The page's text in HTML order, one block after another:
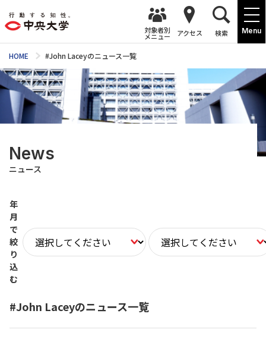
Menu
対象者別
メニュー アクセス 検索
HOME #John Laceyのニュース一覧
News
ニュース
年
月
で
絞
り
込
む
#John Laceyのニュース一覧